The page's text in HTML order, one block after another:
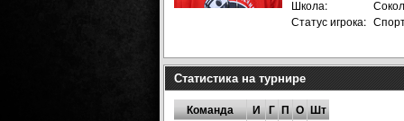
Школа:
Сокол
Статус игрока:
Статистика на турнире
Команда И Г П О Шт